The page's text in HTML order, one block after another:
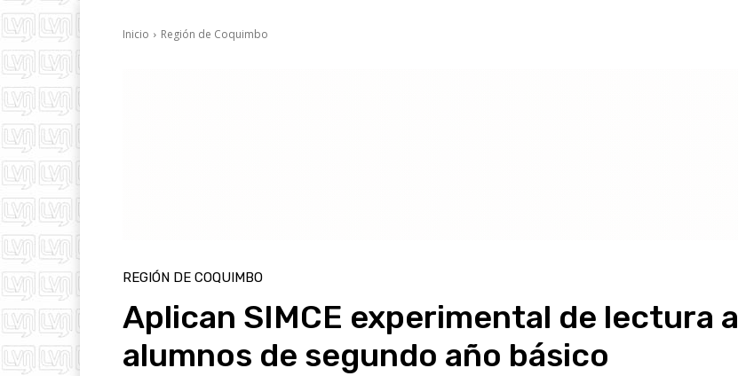
Inicio Región de Coquimbo
REGIÓN DE COQUIMBO
Aplican SIMCE experimental de lectura a
alumnos de segundo año básico